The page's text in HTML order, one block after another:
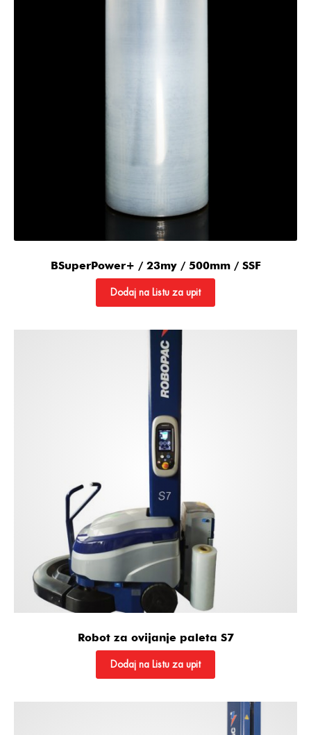
BSuperPower+ / 23my / 500mm / SSF
Dodaj na Listu za upit
Robot za ovijanje paleta S7
Dodaj na Listu za upit